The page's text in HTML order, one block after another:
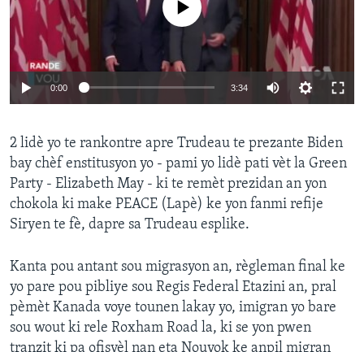
0:00 3:34
2 lidè yo te rankontre apre Trudeau te prezante Biden
bay chèf enstitusyon yo - pami yo lidè pati vèt la Green
Party - Elizabeth May - ki te remèt prezidan an yon
chokola ki make PEACE (Lapè) ke yon fanmi refije
Siryen te fè, dapre sa Trudeau esplike.
Kanta pou antant sou migrasyon an, règleman final ke
yo pare pou pibliye sou Regis Federal Etazini an, pral
pèmèt Kanada voye tounen lakay yo, imigran yo bare
sou wout ki rele Roxham Road la, ki se yon pwen
tranzit ki pa ofisyèl nan eta Nouyok ke anpil migran